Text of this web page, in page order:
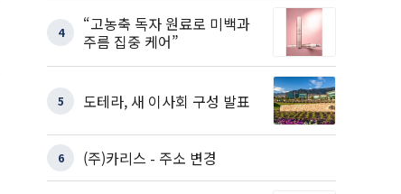
4
“고농축 독자 원료로 미백과
주름 집중 케어”
5 도테라, 새 이사회 구성 발표
6 (주)카리스 - 주소 변경